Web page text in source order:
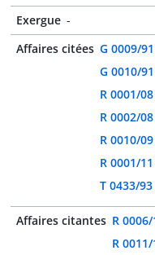
Exergue -
Affaires citées G 0009/91
G 0010/91
R 0001/08
R 0002/08
R 0010/09
R 0001/11
T 0433/93
Affaires citantes R 0006/
R 0011/